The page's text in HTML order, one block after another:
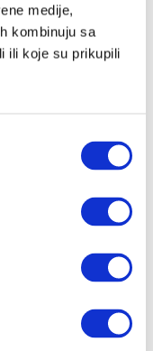
medije,
kombinuju sa
ili koje su prikupili